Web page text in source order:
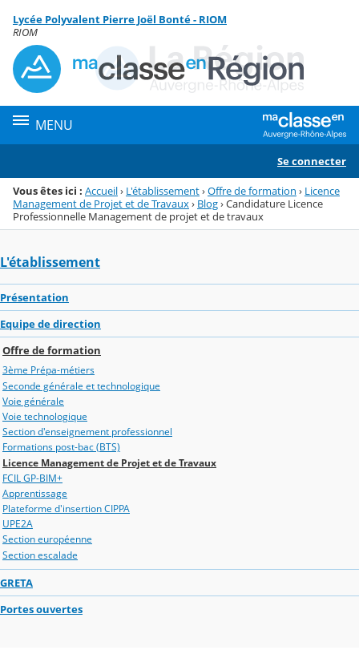
Menu de la rubrique
Contenu
Lycée Polyvalent Pierre Joël Bonté - RIOM
RIOM
MENU
Se connecter
Vous êtes ici : Accueil› L'établissement›Offre de formation › Licence
Management de Projet et de Travaux› Blog›Candidature Licence
Professionnelle Management de projet et de travaux
L'établissement
Présentation
Equipe de direction
Offre de formation
3ème Prépa-métiers
Seconde générale et technologique
Voie générale
Voie technologique
Section d'enseignement professionnel
Formations post-bac (BTS)
Licence Management de Projet et de Travaux
FCIL GP-BIM+
Apprentissage
Plateforme d'insertion CIPPA
UPE2A
Section européenne
Section escalade
GRETA
Portes ouvertes